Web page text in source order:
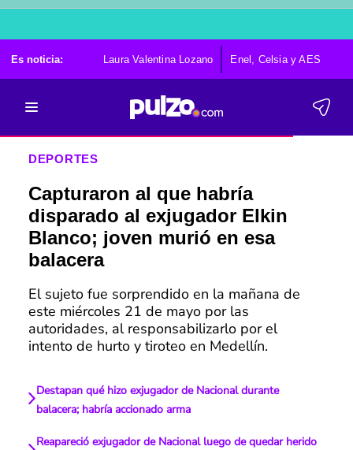
Es noticia: Laura Valentina Lozano Enel, Celsia y AES
DEPORTES
Capturaron al que habría
disparado al exjugador Elkin
Blanco; joven murió en esa
balacera
El sujeto fue sorprendido en la mañana de
este miércoles 21 de mayo por las
autoridades, al responsabilizarlo por el
intento de hurto y tiroteo en Medellín.
Destapan qué hizo exjugador de Nacional durante
balacera; habría accionado arma
Reapareció exjugador de Nacional luego de quedar herido